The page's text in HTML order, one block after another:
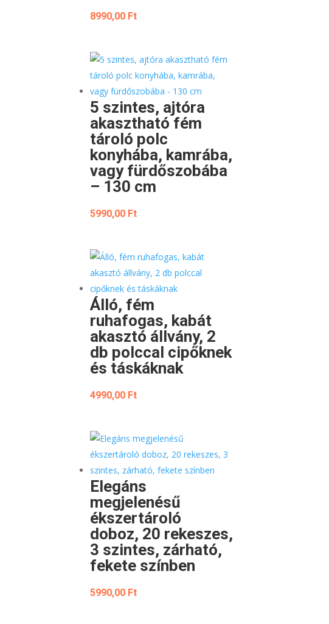
8990,00 Ft
5 szintes, ajtóra
akasztható fém
tároló polc
konyhába, kamrába,
vagy fürdőszobába
– 130 cm
5990,00 Ft
Álló, fém
ruhafogas, kabát
akasztó állvány, 2
db polccal cipőknek
és táskáknak
4990,00 Ft
Elegáns
megjelenésű
ékszertároló
doboz, 20 rekeszes,
3 szintes, zárható,
fekete színben
5990,00 Ft